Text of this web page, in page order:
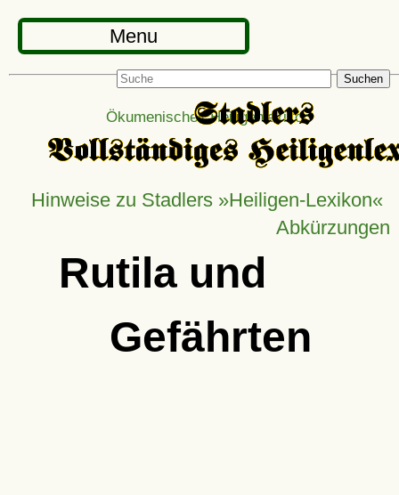
Menu
Suchen
Hinweise zu Stadlers »Heiligen-Lexikon«
Abkürzungen
Rutila und
Gefährten
Ökumenisches Heiligenlexikon